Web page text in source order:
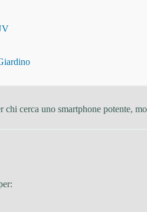
chi cerca uno smartphone potente,